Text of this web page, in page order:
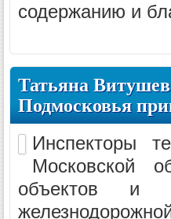
содержанию и
Татьяна
Подмосковья
Инспекторы
Московской
объектов и